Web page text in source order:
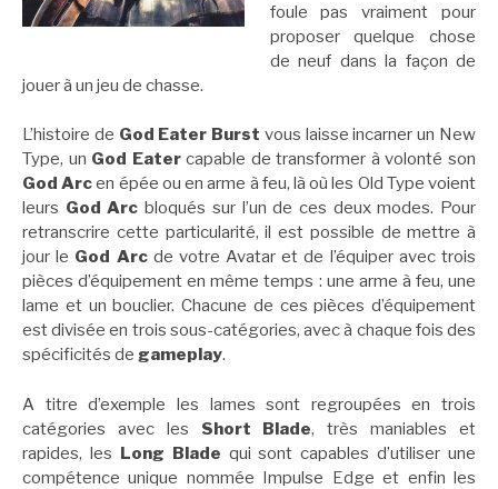
foule pas vraiment pour
proposer quelque chose
de neuf dans la façon de
jouer à un jeu de chasse.
L’histoire de God Eater Burst vous laisse incarner un New
Type, un God Eatercapable de transformer à volonté son
God Arcen épée ou en arme à feu, là où les Old Type voient
leurs God Arc bloqués sur l’un de ces deux modes. Pour
retranscrire cette particularité, il est possible de mettre à
jour le God Arcde votre Avatar et de l’équiper avec trois
pièces d’équipement en même temps : une arme à feu, une
lame et un bouclier. Chacune de ces pièces d’équipement
est divisée en trois sous-catégories, avec à chaque fois des
spécificités de gameplay.
A titre d’exemple les lames sont regroupées en trois
catégories avec les Short Blade, très maniables et
rapides, les Long Blade qui sont capables d’utiliser une
compétence unique nommée Impulse Edge et enfin les